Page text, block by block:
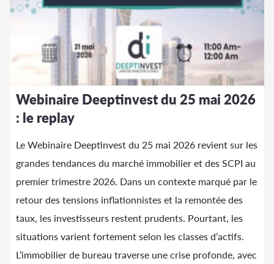
Webinaire Deeptinvest du 25 mai 2026
: le replay
Le Webinaire Deeptinvest du 25 mai 2026 revient sur les
grandes tendances du marché immobilier et des SCPI au
premier trimestre 2026. Dans un contexte marqué par le
retour des tensions inflationnistes et la remontée des
taux, les investisseurs restent prudents. Pourtant, les
situations varient fortement selon les classes d’actifs.
L’immobilier de bureau traverse une crise profonde, avec